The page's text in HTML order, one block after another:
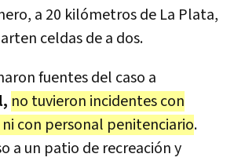
a 20 kilómetros de La Plata,
celdas de a dos.
fuentes del caso a
no tuvieron incidentes con
con personal penitenciario.
a un patio de recreación y